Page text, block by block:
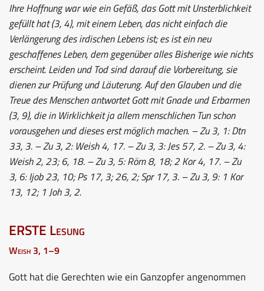
Ihre Hoffnung war wie ein Gefäß, das Gott mit Unsterblichkeit
gefüllt hat (3, 4), mit einem Leben, das nicht einfach die
Verlängerung des irdischen Lebens ist; es ist ein neu
geschaffenes Leben, dem gegenüber alles Bisherige wie nichts
erscheint. Leiden und Tod sind darauf die Vorbereitung, sie
dienen zur Prüfung und Läuterung. Auf den Glauben und die
Treue des Menschen antwortet Gott mit Gnade und Erbarmen
(3, 9), die in Wirklichkeit ja allem menschlichen Tun schon
vorausgehen und dieses erst möglich machen. – Zu 3, 1: Dtn
33, 3. – Zu 3, 2: Weish 4, 17. – Zu 3, 3: Jes 57, 2. – Zu 3, 4:
Weish 2, 23; 6, 18. – Zu 3, 5: Röm 8, 18; 2 Kor 4, 17. – Zu
3, 6: Ijob 23, 10; Ps 17, 3; 26, 2; Spr 17, 3. – Zu 3, 9: 1 Kor
13, 12; 1 Joh 3, 2.
ERSTE Lesung
Weish 3, 1–9
Gott hat die Gerechten wie ein Ganzopfer angenommen